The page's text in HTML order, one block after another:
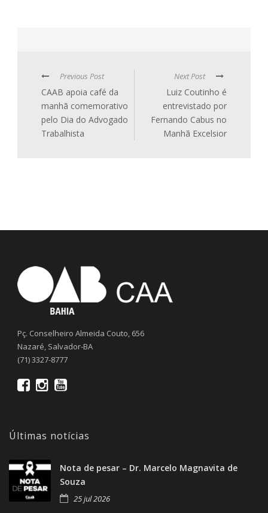
Previous Post
CAAB apoia café da
manhã comemorativo
pelo Dia do Advogado
Trabalhista
Next Post
Luiz Coutinho é
entrevistado por
Fernando Cabus no
Manhã Excelsior
Pç. Conselheiro Almeida Couto, 656
Nazaré, Salvador-BA
(71) 3327-8777
Últimas notícias
Nota de pesar – Dr. Marcelo Magnavita de
Souza
25 jul 2026